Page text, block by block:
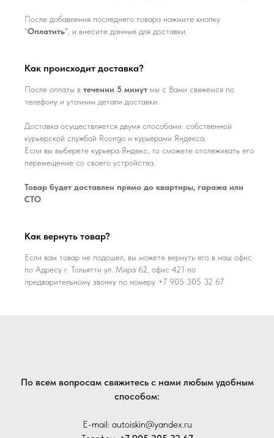
После добавления последнего товара нажмите кнопку
"Оплатить", и внесите данные для доставки.
Как происходит доставка?
После оплаты в течении 5 минут мы с Вами свяжемся по
телефону и уточним детали доставки.
Доставка осуществляется двумя способами: собственной
курьерской службой Roongo и курьерами Яндекса.
Если вы выберете курьера Яндекс, то сможете отслеживать его
перемещение со своего устройства.
Товар будет доставлен прямо до квартиры, гаража или
СТО
Как вернуть товар?
Если вам товар не подошел, вы можете вернуть его в наш офис
по Адресу г. Тольятти ул. Мира 62, офис 421 по
предварительному звонку по номеру +7 905 305 32 67
По всем вопросам свяжитесь с нами любым удобным
способом:
E-mail: autoiskin@yandex.ru